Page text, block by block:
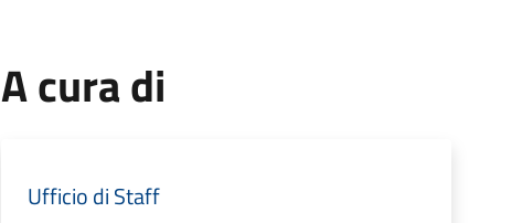
A cura di
Ufficio di Staff